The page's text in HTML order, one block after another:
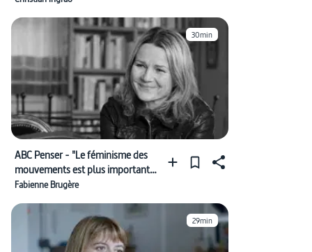
30min
ABC Penser - "Le féminisme des
mouvements est plus important
que le féminisme d’État"
Fabienne Brugère
29min